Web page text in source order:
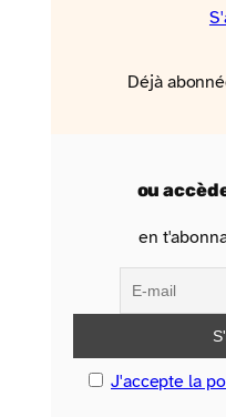
Déjà
ou
en
J'accepte la